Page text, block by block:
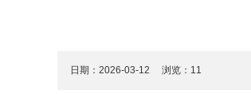
日期：2026-03-12 浏览： 11